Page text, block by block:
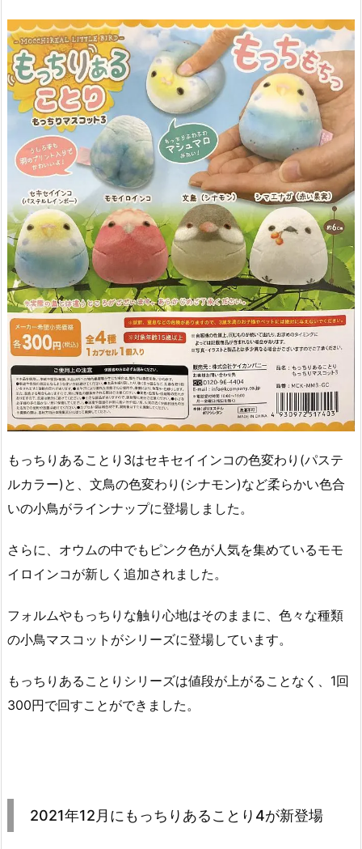
もっちりあることり3はセキセイインコの色変わり(パステ
ルカラー)と、文鳥の色変わり(シナモン)など柔らかい色合
いの小鳥がラインナップに登場しました。
さらに、オウムの中でもピンク色が人気を集めているモモ
イロインコが新しく追加されました。
フォルムやもっちりな触り心地はそのままに、色々な種類
の小鳥マスコットがシリーズに登場しています。
もっちりあることりシリーズは値段が上がることなく、1回
300円で回すことができました。
2021年12月にもっちりあることり4が新登場